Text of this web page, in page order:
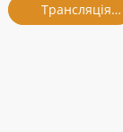
Трансляція із салону